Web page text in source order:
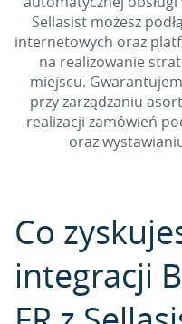
Sellasist możesz
internetowych oraz
na realizowanie
miejscu.
przy zarządzaniu
realizacji zamówień
oraz
Co
integracji